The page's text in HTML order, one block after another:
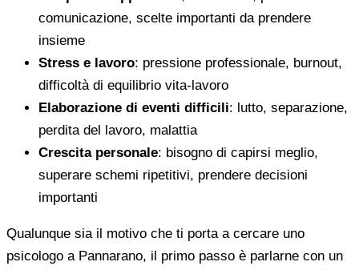
comunicazione, scelte importanti da prendere
insieme
Stress e lavoro: pressione professionale, burnout,
difficoltà di equilibrio vita-lavoro
Elaborazione di eventi difficili: lutto, separazione,
perdita del lavoro, malattia
Crescita personale: bisogno di capirsi meglio,
superare schemi ripetitivi, prendere decisioni
importanti
Qualunque sia il motivo che ti porta a cercare uno
psicologo a Pannarano, il primo passo è parlarne con un